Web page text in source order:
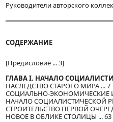
Руководители авторского
СОДЕРЖАНИЕ
[Предисловие ... 3]
ГЛАВА I. НАЧАЛО
НАСЛЕДСТВО СТАРОГО МИРА ... 7
СОЦИАЛЬНО-ЭКОНОМИЧЕСКИЕ
НАЧАЛО СОЦИАЛИСТИЧЕСКОЙ
СТРОИТЕЛЬСТВО ПЕРВОЙ
НОВОЕ В ОБЛИКЕ СТОЛИЦЫ ... 63